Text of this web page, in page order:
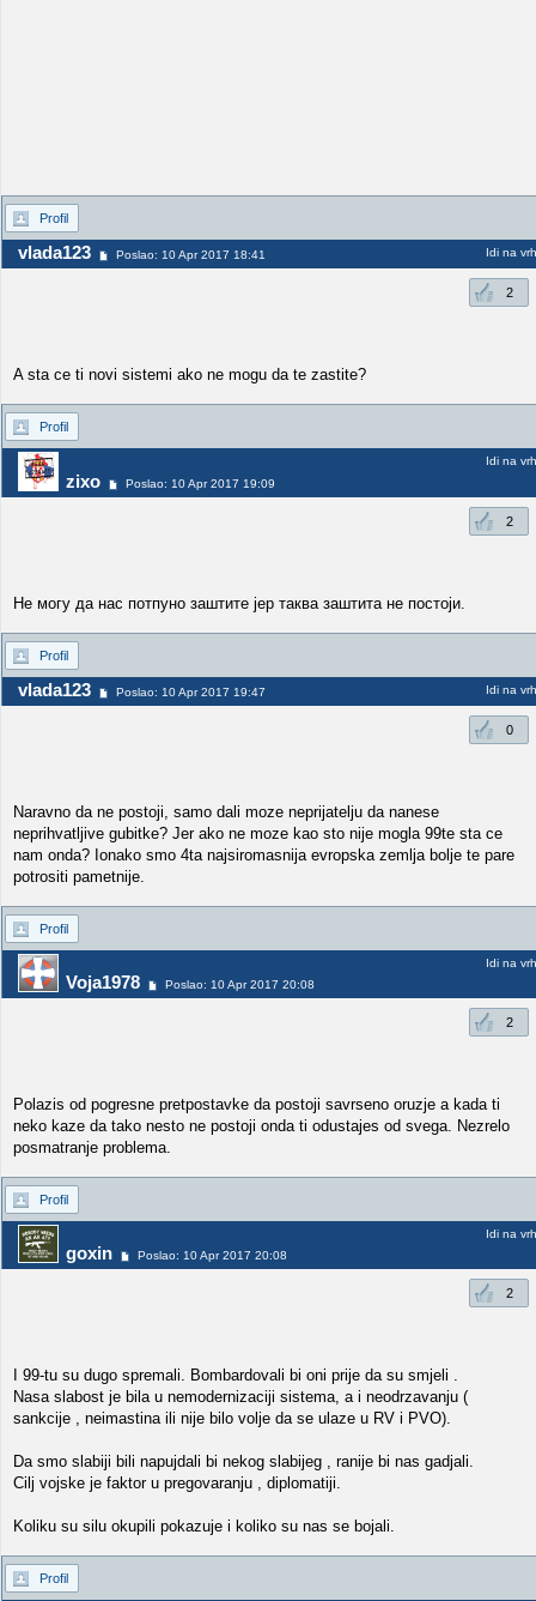
Profil
vlada123 Poslao: 10 Apr 2017 18:41 Idi na vrh
2
A sta ce ti novi sistemi ako ne mogu da te zastite?
Profil
zixo Poslao: 10 Apr 2017 19:09
Idi na vrh
2
Не могу да нас потпуно заштите јер таква заштита не постоји.
Profil
vlada123 Poslao: 10 Apr 2017 19:47 Idi na vrh
0
Naravno da ne postoji, samo dali moze neprijatelju da nanese
neprihvatljive gubitke? Jer ako ne moze kao sto nije mogla 99te sta ce
nam onda? Ionako smo 4ta najsiromasnija evropska zemlja bolje te pare
potrositi pametnije.
Profil
Voja1978 Poslao: 10 Apr 2017 20:08
Idi na vrh
2
Polazis od pogresne pretpostavke da postoji savrseno oruzje a kada ti
neko kaze da tako nesto ne postoji onda ti odustajes od svega. Nezrelo
posmatranje problema.
Profil
goxin Poslao: 10 Apr 2017 20:08
Idi na vrh
2
I 99-tu su dugo spremali. Bombardovali bi oni prije da su smjeli .
Nasa slabost je bila u nemodernizaciji sistema, a i neodrzavanju (
sankcije , neimastina ili nije bilo volje da se ulaze u RV i PVO).
Da smo slabiji bili napujdali bi nekog slabijeg , ranije bi nas gadjali.
Cilj vojske je faktor u pregovaranju , diplomatiji.
Koliku su silu okupili pokazuje i koliko su nas se bojali.
Profil